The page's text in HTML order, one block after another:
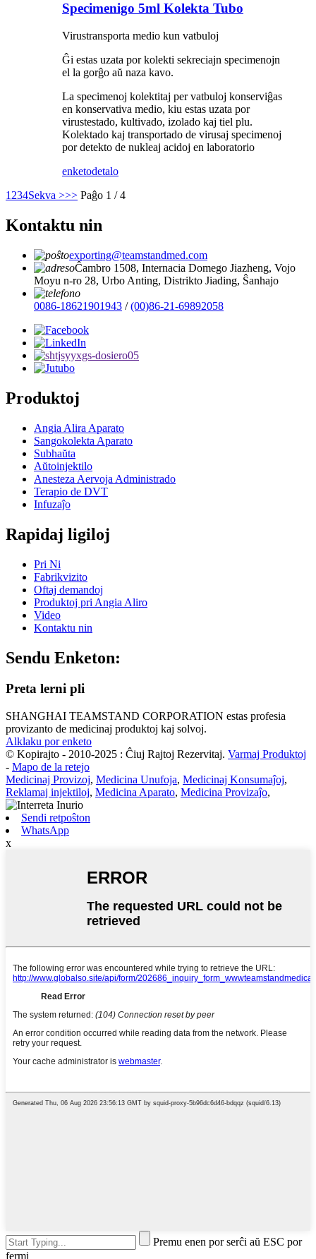
Specimenigo 5ml Kolekta Tubo
Virustransporta medio kun vatbuloj
Ĝi estas uzata por kolekti sekreciajn specimenojn
el la gorĝo aŭ naza kavo.
La specimenoj kolektitaj per vatbuloj konserviĝas
en konservativa medio, kiu estas uzata por
virustestado, kultivado, izolado kaj tiel plu.
Kolektado kaj transportado de virusaj specimenoj
por detekto de nukleaj acidoj en laboratorio
enketodetalo
1 234Sekva >>> Paĝo 1 / 4
Kontaktu nin
exporting@teamstandmed.com
Ĉambro 1508, Internacia Domego Jiazheng, Vojo
Moyu n-ro 28, Urbo Anting, Distrikto Jiading, Ŝanhajo
0086-18621901943 /(00)86-21-69892058
Produktoj
Angia Alira Aparato
Sangokolekta Aparato
Subhaŭta
Aŭtoinjektilo
Anesteza Aervoja Administrado
Terapio de DVT
Infuzaĵo
Rapidaj ligiloj
Pri Ni
Fabrikvizito
Oftaj demandoj
Produktoj pri Angia Aliro
Video
Kontaktu nin
Sendu Enketon:
Preta lerni pli
SHANGHAI TEAMSTAND CORPORATION estas profesia
provizanto de medicinaj produktoj kaj solvoj.
Alklaku por enketo
© Kopirajto - 2010-2025 : Ĉiuj Rajtoj Rezervitaj. Varmaj Produktoj
- Mapo de la retejo
Medicinaj Provizoj, Medicina Unufoja, Medicinaj Konsumaĵoj,
Reklamaj injektiloj, Medicina Aparato, Medicina Provizaĵo,
Sendi retpoŝton
WhatsApp
x
Premu enen por serĉi aŭ ESC por
fermi